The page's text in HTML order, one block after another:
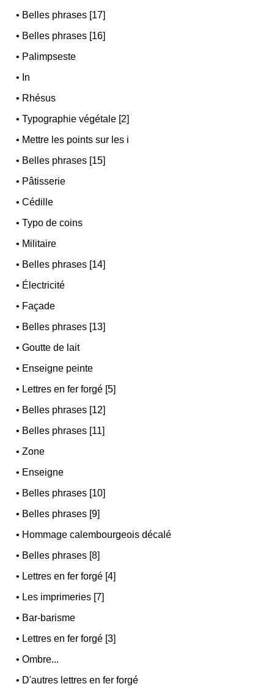
• Belles phrases [17]
• Belles phrases [16]
• Palimpseste
• In
• Rhésus
•Typographie végétale [2]
• Mettre les points sur les i
• Belles phrases [15]
• Pâtisserie
•Cédille
•Typo de coins
• Militaire
• Belles phrases [14]
• Électricité
• Façade
• Belles phrases [13]
•Goutte de lait
• Enseigne peinte
• Lettres en fer forgé [5]
• Belles phrases [12]
• Belles phrases [11]
•Zone
• Enseigne
• Belles phrases [10]
• Belles phrases [9]
• Hommage calembourgeois décalé
• Belles phrases [8]
• Lettres en fer forgé [4]
• Les imprimeries [7]
• Bar-barisme
• Lettres en fer forgé [3]
•Ombre...
• D'autres lettres en fer forgé